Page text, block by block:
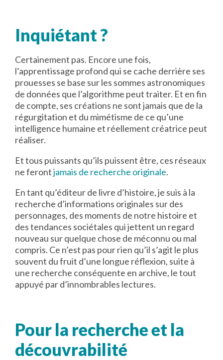
Inquiétant ?
Certainement pas. Encore une fois,
l’apprentissage profond qui se cache derrière ses
prouesses se base sur les sommes astronomiques
de données que l’algorithme peut traiter. Et en fin
de compte, ses créations ne sont jamais que de la
régurgitation et du mimétisme de ce qu’une
intelligence humaine et réellement créatrice peut
réaliser.
Et tous puissants qu’ils puissent être, ces réseaux
ne ferontjamais de recherche originale.
En tant qu’éditeur de livre d’histoire, je suis à la
recherche d’informations originales sur des
personnages, des moments de notre histoire et
des tendances sociétales qui jettent un regard
nouveau sur quelque chose de méconnu ou mal
compris. Ce n’est pas pour rien qu’il s’agit le plus
souvent du fruit d’une longue réflexion, suite à
une recherche conséquente en archive, le tout
appuyé par d’innombrables lectures.
Pour la recherche et la
découvrabilité